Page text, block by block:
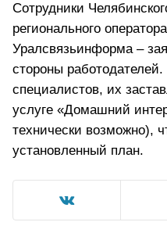
Сотрудники
регионального
Уралсвязьинформа –
стороны
специалистов, их
услуге «Домашний
технически возможно),
установленный план.